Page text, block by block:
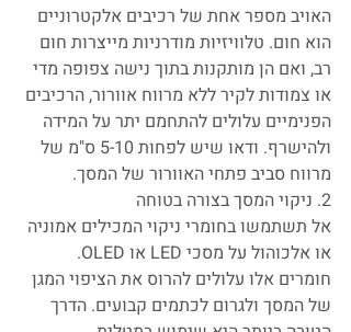
האויב מספר אחת של רכיבים אלקטרוניים
הוא חום. טלוויזיות מודרניות מייצרות חום
רב, ואם הן מותקנות בתוך נישה צפופה מדי
או צמודות לקיר ללא מרווח אוורור, הרכיבים
הפנימיים עלולים להתחמם יתר על המידה
ולהישרף. ודאו שיש לפחות 5-10 ס"מ של
מרווח סביב פתחי האוורור של המסך.
2. ניקוי המסך בצורה בטוחה
אל תשתמשו בחומרי ניקוי המכילים אמוניה
או אלכוהול על מסכי LED או OLED.
חומרים אלו עלולים להרוס את הציפוי המגן
של המסך ולגרום לכתמים קבועים. הדרך